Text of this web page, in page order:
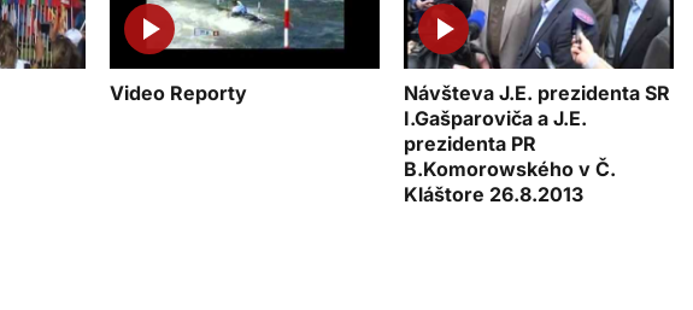
Video Reporty
Návšteva J.E. prezidenta SR
I.Gašparoviča a J.E.
prezidenta PR
B.Komorowského v Č.
Kláštore 26.8.2013